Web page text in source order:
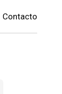
Contacto